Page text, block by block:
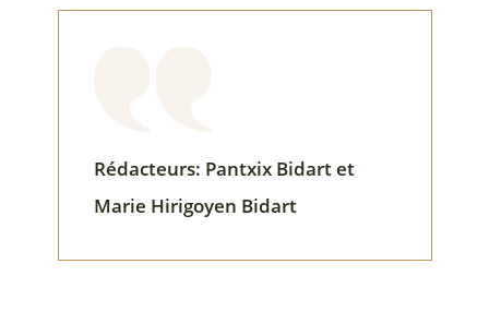
Rédacteurs: Pantxix Bidart et
Marie Hirigoyen Bidart